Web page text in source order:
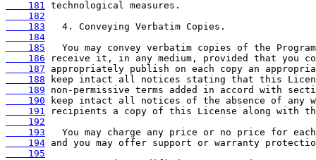
    181
    182
    183
    184
    185
    186
    187
    188
    189
    190
    191
    192
    193
    194
    195